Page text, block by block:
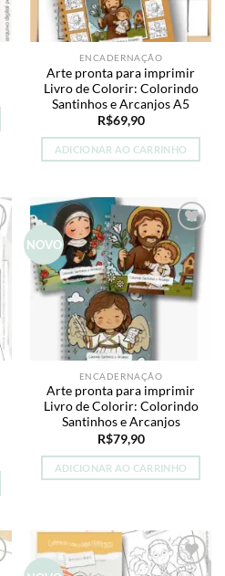
ENCADERNAÇÃO
Arte pronta para imprimir
Livro de Colorir: Colorindo
Santinhos e Arcanjos A5
R$69,90
ADICIONAR AO CARRINHO
NOVO
Add to
wishlist
ENCADERNAÇÃO
Arte pronta para imprimir
Livro de Colorir: Colorindo
Santinhos e Arcanjos
R$79,90
ADICIONAR AO CARRINHO